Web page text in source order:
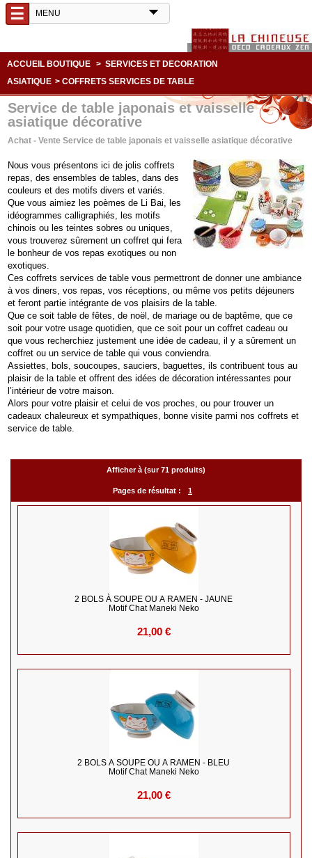
☰
ACCUEIL BOUTIQUE > SERVICES ET DECORATION
ASIATIQUE > COFFRETS SERVICES DE TABLE
Service de table japonais et vaisselle
asiatique décorative
Achat - Vente Service de table japonais et vaisselle asiatique décorative
Nous vous présentons ici de jolis coffrets
repas, des ensembles de tables, dans des
couleurs et des motifs divers et variés.
Que vous aimiez les poèmes de Li Bai, les
idéogrammes calligraphiés, les motifs
chinois ou les teintes sobres ou uniques,
vous trouverez sûrement un coffret qui fera
le bonheur de vos repas exotiques ou non
exotiques.
Ces coffrets services de table vous permettront de donner une ambiance
à vos diners, vos repas, vos réceptions, ou même vos petits déjeuners
et feront partie intégrante de vos plaisirs de la table.
Que ce soit table de fêtes, de noël, de mariage ou de baptême, que ce
soit pour votre usage quotidien, que ce soit pour un coffret cadeau ou
que vous recherchiez justement une idée de cadeau, il y a sûrement un
coffret ou un service de table qui vous conviendra.
Assiettes, bols, soucoupes, sauciers, baguettes, ils contribuent tous au
plaisir de la table et offrent des idées de décoration intéressantes pour
l’intérieur de votre maison.
Alors pour votre plaisir et celui de vos proches, ou pour trouver un
cadeaux chaleureux et sympathiques, bonne visite parmi nos coffrets et
service de table.
Afficher à (sur 71 produits)
Pages de résultat : 1
2 BOLS À SOUPE OU À RAMEN - JAUNE
Motif Chat Maneki Neko
21,00 €
2 BOLS À SOUPE OU À RAMEN - BLEU
Motif Chat Maneki Neko
21,00 €